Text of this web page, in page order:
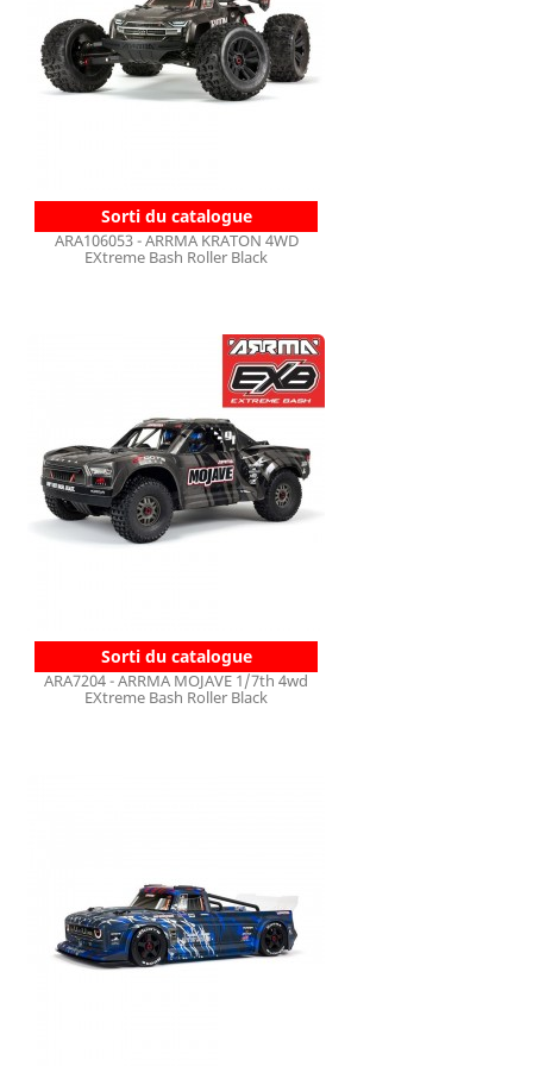
Sorti du catalogue
ARA106053 - ARRMA KRATON 4WD
EXtreme Bash Roller Black
Sorti du catalogue
ARA7204 - ARRMA MOJAVE 1/7th 4wd
EXtreme Bash Roller Black